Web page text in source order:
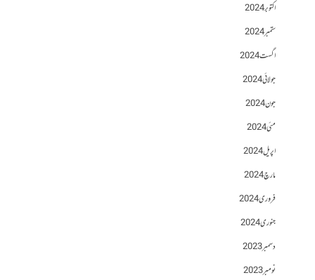
اکتوبر 2024
ستمبر 2024
اگست 2024
جولائی 2024
جون 2024
مئی 2024
اپریل 2024
مارچ 2024
فروری 2024
جنوری 2024
دسمبر 2023
نومبر 2023